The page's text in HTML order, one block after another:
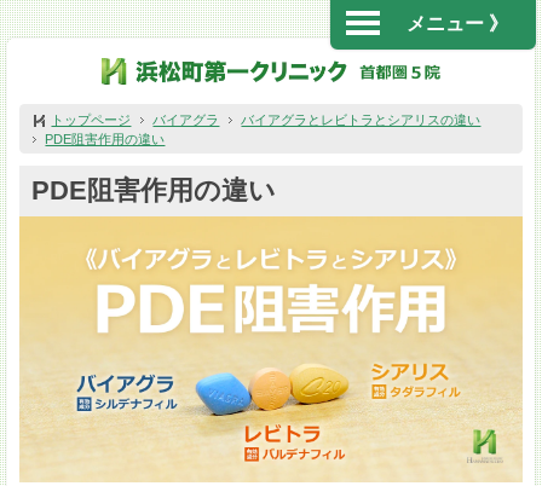
メニュー 》
トップページ バイアグラ
バイアグラとレビトラとシアリスの違い
PDE阻害作用の違い
PDE阻害作用の違い